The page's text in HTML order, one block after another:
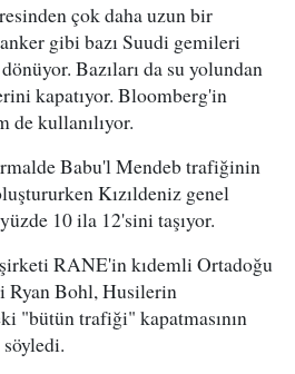
çok daha uzun bir
gibi bazı Suudi gemileri
Bazıları da su yolundan
kapatıyor. Bloomberg'in
de kullanılıyor.
Babu'l Mendeb trafiğinin
Kızıldeniz genel
10 ila 12'sini taşıyor.
RANE'in kıdemli Ortadoğu
Ryan Bohl, Husilerin
"bütün trafiği" kapatmasının